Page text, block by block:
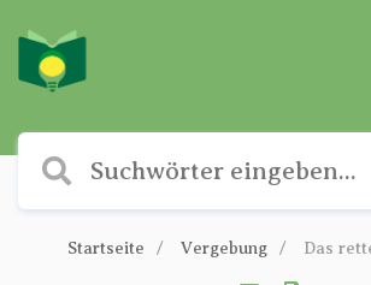
Startseite Vergebung Das